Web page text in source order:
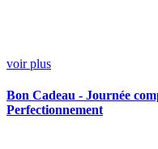
voir plus
Bon Cadeau - Journée
Perfectionnement